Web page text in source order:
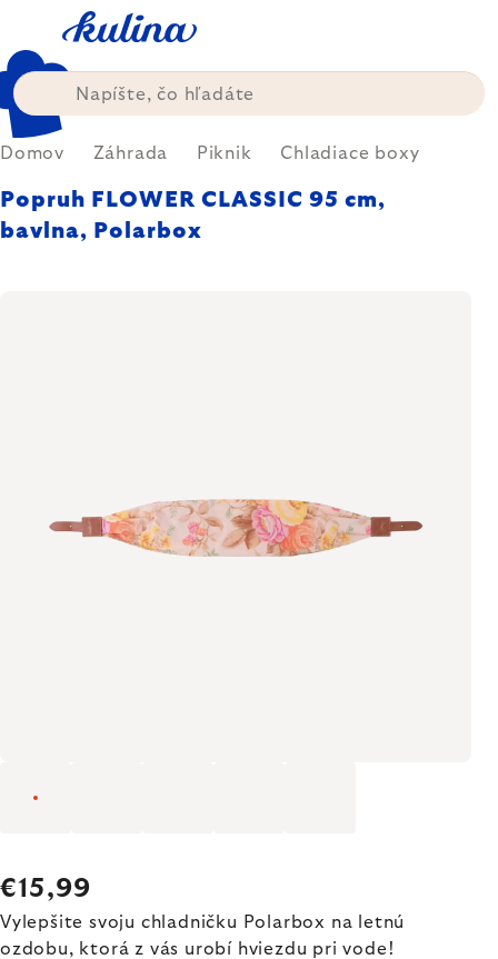
obsah
Domov Záhrada Piknik Chladiace boxy
Popruh FLOWER CLASSIC 95 cm,
bavlna, Polarbox
€15,99
Vylepšite svoju chladničku Polarbox na letnú
ozdobu, ktorá z vás urobí hviezdu pri vode!